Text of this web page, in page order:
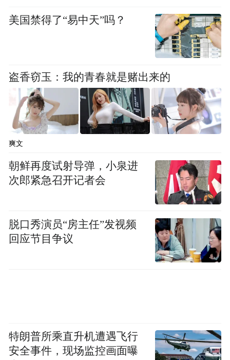
这里不仅有“远赴人间惊鸿宴，一睹人间盛世
颜”的老君山，还有"北国第一洞”鸡冠洞的
18℃恒温清凉，有重渡沟万亩竹海的层层绿
意，有王府竹海的飞瀑流泉，有天河大峡谷
的潭瀑相连。每一座山都是一座天然氧吧，
每一条溪都是一道清凉屏障。
烟火气，匠心韵 多元业态绘就夏日画卷
栾川的魅力，不止于山水。
美国禁得了“易中天”吗？
盗香窃玉：我的青春就是赌出来的
爽文
朝鲜再度试射导弹，小泉进
次郎紧急召开记者会
脱口秀演员“房主任”发视频
回应节目争议
特朗普所乘直升机遭遇飞行
安全事件，现场监控画面曝